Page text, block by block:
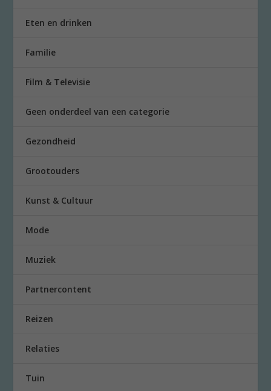
Eten en drinken
Familie
Film & Televisie
Geen onderdeel van een categorie
Gezondheid
Grootouders
Kunst & Cultuur
Mode
Muziek
Partnercontent
Reizen
Relaties
Tuin